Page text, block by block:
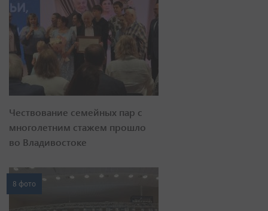
Чествование семейных пар с
многолетним стажем прошло
во Владивостоке
8 фото